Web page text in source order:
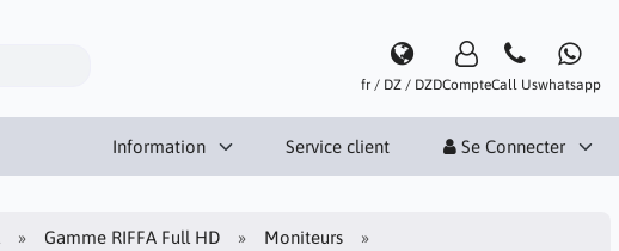
fr / DZ / DZDCompteCall Uswhatsapp
Information Service client Se Connecter
Gamme RIFFA Full HD
Moniteurs